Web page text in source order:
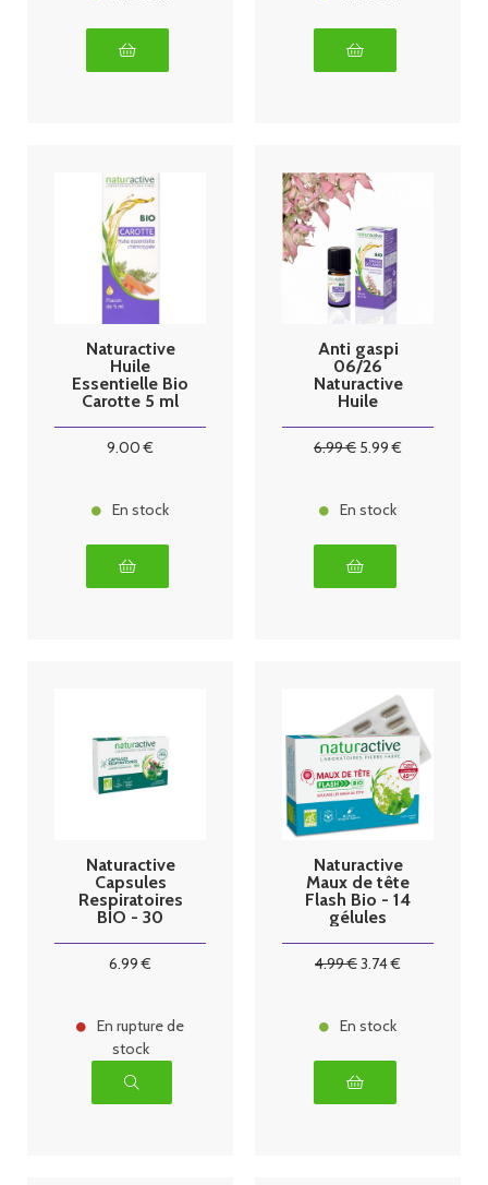
Naturactive
Huile
Essentielle Bio
Carotte 5 ml
9.00 €
En stock
Anti gaspi
06/26
Naturactive
Huile
5ml
6.99€ 5.99 €
En stock
Naturactive
Capsules
Respiratoires
BIO - 30
en capsule )
6.99 €
En rupture de
stock
Naturactive
Maux de tête
Flash Bio - 14
gélules
4.99€3.74€
En stock